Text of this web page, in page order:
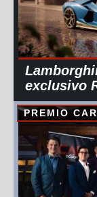
exclusivo
PREMIO